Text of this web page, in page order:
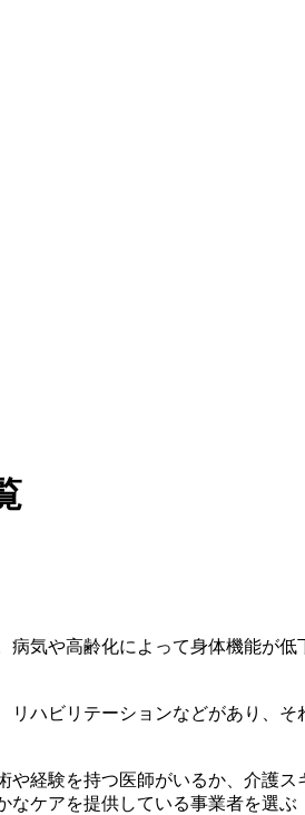
気や高齢化によって身体機能が
ハビリテーションなどがあり、
経験を持つ医師がいるか、介護
なケアを提供している事業者を選ぶ